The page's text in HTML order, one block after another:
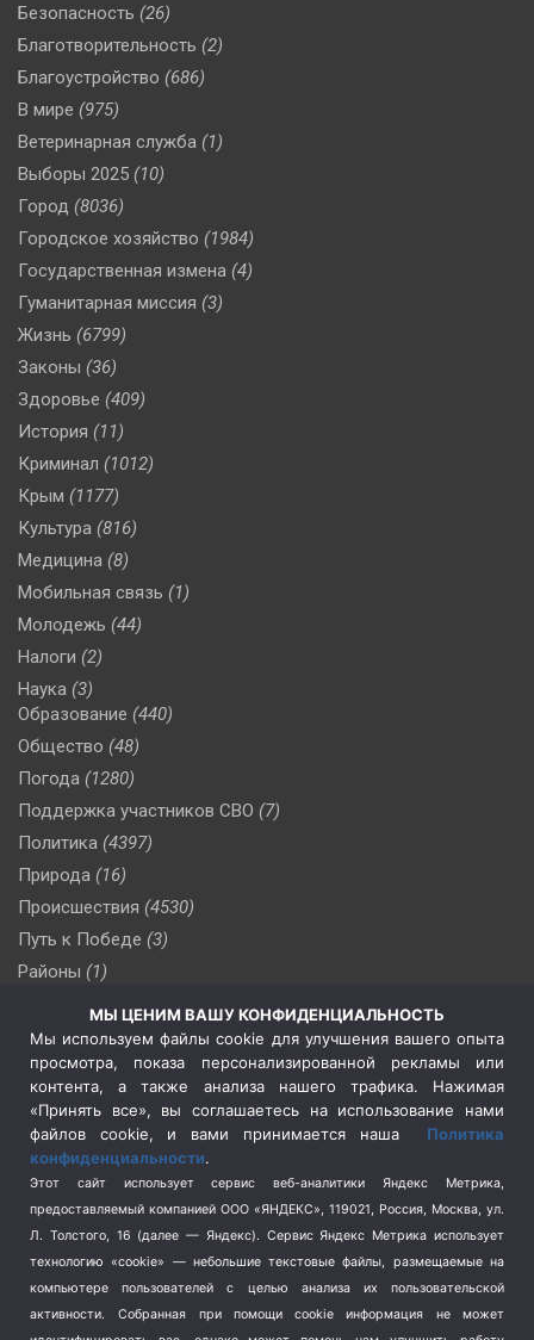
Безопасность (26)
Благотворительность (2)
Благоустройство (686)
В мире (975)
Ветеринарная служба (1)
Выборы 2025 (10)
Город (8036)
Городское хозяйство (1984)
Государственная измена (4)
Гуманитарная миссия (3)
Жизнь (6799)
Законы (36)
Здоровье (409)
История (11)
Криминал (1012)
Крым (1177)
Культура (816)
Медицина (8)
Мобильная связь (1)
Молодежь (44)
Налоги (2)
Наука (3)
Образование (440)
Общество (48)
Погода (1280)
Поддержка участников СВО (7)
Политика (4397)
Природа (16)
Происшествия (4530)
Путь к Победе (3)
Районы (1)
Сельское хозяйство (3)
Социальная политика
(3)
Спецоперация в Украине
Спецоперация на Украине
(404)
Спорт (740)
Терроризм (1)
Транспорт (262)
Туризм (178)
Флот (76)
МЫ ЦЕНИМ ВАШУ КОНФИДЕНЦИАЛЬНОСТЬ
Мы используем файлы cookie для улучшения вашего опыта
просмотра, показа персонализированной рекламы или
контента, а также анализа нашего трафика. Нажимая
«Принять все», вы соглашаетесь на использование нами
файлов cookie, и вами принимается наша Политика
конфиденциальности.
Этот сайт использует сервис веб-аналитики Яндекс Метрика,
предоставляемый компанией ООО «ЯНДЕКС», 119021, Россия, Москва, ул.
Л. Толстого, 16 (далее — Яндекс). Сервис Яндекс Метрика использует
технологию «cookie» — небольшие текстовые файлы, размещаемые на
компьютере пользователей с целью анализа их пользовательской
активности.
Собранная при помощи cookie информация не может